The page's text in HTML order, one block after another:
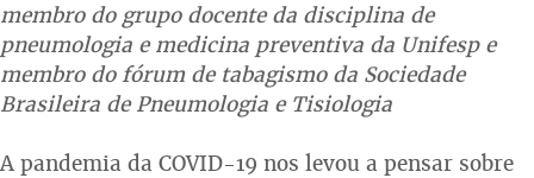
membro do grupo docente da disciplina de
pneumologia e medicina preventiva da Unifesp e
membro do fórum de tabagismo da Sociedade
Brasileira de Pneumologia e Tisiologia
A pandemia da COVID-19 nos levou a pensar sobre